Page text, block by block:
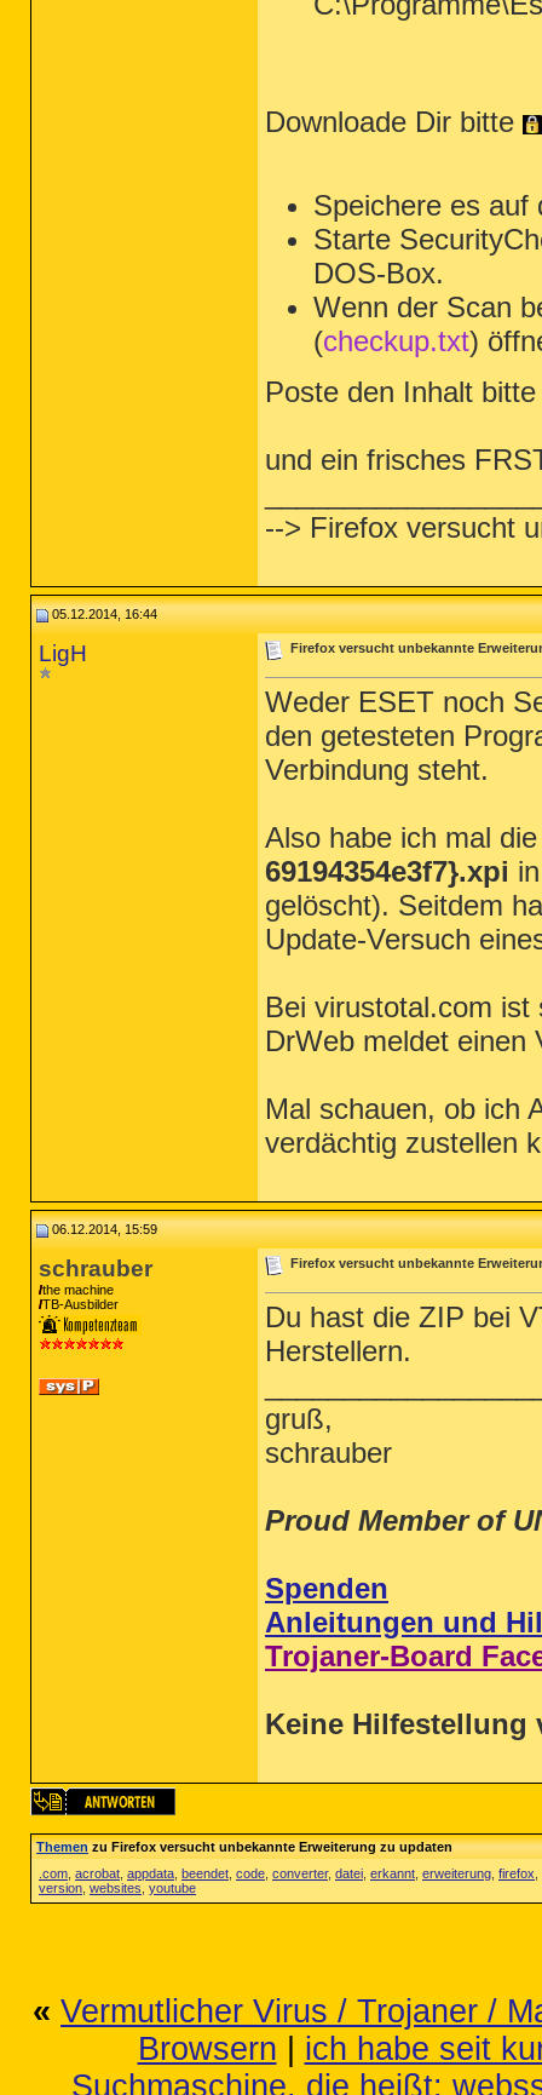
Anti-Malware Version 2.0.3.1025 (HKLM-x32\...\Malwarebytes Anti-Malware_is1) (Version: 2.0.3.1025 - Malwarebytes Corporation)
MediaInfo 0.7.61 (HKLM\...\MediaInfo) (Version: 0.7.61 - MediaArea.net)
Microangelo Toolset 6 (x64) (HKLM\...\{CE63DE9D-2CBA-4B01-B3CF-FF06497403AD}) (Version: 6.10.70 - Impact Software)
Microsoft .NET Framework 4.5.1 (Deutsch) (HKLM\...\{92FB6C44-E685-45AD-9B20-CADF4CABA132} - 1031) (Version: 4.5.50938 - Microsoft Corporation)
Microsoft .NET Framework 4.5.1 (HKLM\...\{92FB6C44-E685-45AD-9B20-CADF4CABA132} - 1033) (Version: 4.5.50938 - Microsoft Corporation)
Microsoft Camera Codec Pack (HKLM\...\{A2E24035-9B11-4E1D-9FBC-FA7F20C16832}) (Version: 16.4.1970.0624 - Microsoft Corporation)
Microsoft Office File Validation Add-In (HKLM-x32\...\{90140000-2005-0000-0000-0000000FF1CE}) (Version: 14.0.5130.5003 - Microsoft Corporation)
Microsoft Office FrontPage 2003 (HKLM-x32\...\{91170407-6000-11D3-8CFE-0150048383C9}) (Version: 11.0.8173.0 - Microsoft Corporation)
Microsoft Office Live Add-in 1.5 (HKLM-x32\...\{F40BBEC7-C2A4-4A00-9B24-7A055A2C5262}) (Version: 2.0.4024.1 - Microsoft Corporation)
Microsoft Office Professional Edition 2003 (HKLM-x32\...\{91110407-6000-11D3-8CFE-0150048383C9}) (Version: 11.0.8173.0 - Microsoft Corporation)
Microsoft Security Essentials (HKLM\...\Microsoft Security Client)
Downloade Dir bitte
Speichere es auf
Starte
DOS-Box.
Wenn der Scan
(checkup.txt)
Poste den Inhalt
und ein frisches
--> Firefox versucht
05.12.2014, 16:44
LigH Firefox versucht unbekannte
Weder ESET noch
den getesteten
Verbindung steht.
Also habe ich mal
69194354e3f7}.xpi
gelöscht). Seitdem
Update-Versuch
Bei virustotal.com ist
DrWeb meldet einen
Mal schauen, ob ich
verdächtig zustellen
06.12.2014, 15:59
schrauber
the machine
TB-Ausbilder
Firefox versucht unbekannte
Du hast die ZIP bei
Herstellern.
gruß,
schrauber
Proud Member of
Spenden
Anleitungen und
Trojaner-Board
Keine Hilfestellung
Themenzu Firefox versucht unbekannte Erweiterung zu updaten
.com acrobat appdata beendet code converter, datei erkannt erweiterung firefox
version websites youtube
« Vermutlicher Virus / Trojaner /
Browsern
ich habe seit
Suchmaschine, die heißt: